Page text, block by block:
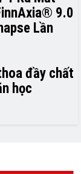
9.0
Lần
đầy chất
học